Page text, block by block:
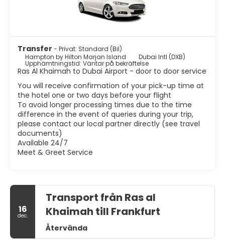
Transfer - Privat: Standard (Bil)
Hampton by Hilton Marjan Island
Dubai Intl (DXB)
Upphämtningstid: Väntar på bekräftelse
Ras Al Khaimah to Dubai Airport - door to door service
You will receive confirmation of your pick-up time at
the hotel one or two days before your flight
To avoid longer processing times due to the time
difference in the event of queries during your trip,
please contact our local partner directly (see travel
documents)
Available 24/7
Meet & Greet Service
16
dec.
Transport från Ras al
Khaimah till Frankfurt
Återvända